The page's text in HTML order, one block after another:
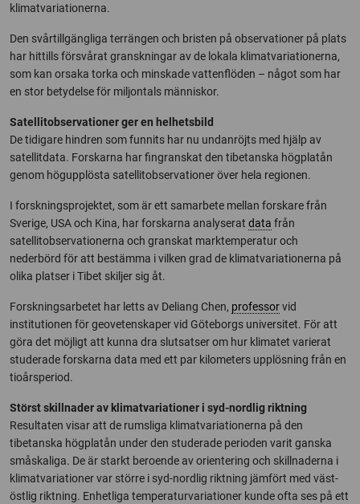
klimatvariationerna.
Den svårtillgängliga terrängen och bristen på observationer på plats
har hittills försvårat granskningar av de lokala klimatvariationerna,
som kan orsaka torka och minskade vattenflöden – något som har
en stor betydelse för miljontals människor.
Satellitobservationer ger en helhetsbild
De tidigare hindren som funnits har nu undanröjts med hjälp av
satellitdata. Forskarna har fingranskat den tibetanska högplatån
genom högupplösta satellitobservationer över hela regionen.
I forskningsprojektet, som är ett samarbete mellan forskare från
Sverige, USA och Kina, har forskarna analyserat data från
satellitobservationerna och granskat marktemperatur och
nederbörd för att bestämma i vilken grad de klimatvariationerna på
olika platser i Tibet skiljer sig åt.
Forskningsarbetet har letts av Deliang Chen, professorvid
institutionen för geovetenskaper vid Göteborgs universitet. För att
göra det möjligt att kunna dra slutsatser om hur klimatet varierat
studerade forskarna data med ett par kilometers upplösning från en
tioårsperiod.
Störst skillnader av klimatvariationer i syd-nordlig riktning
Resultaten visar att de rumsliga klimatvariationerna på den
tibetanska högplatån under den studerade perioden varit ganska
småskaliga. De är starkt beroende av orientering och skillnaderna i
klimatvariationer var större i syd-nordlig riktning jämfört med väst-
östlig riktning. Enhetliga temperaturvariationer kunde ofta ses på ett